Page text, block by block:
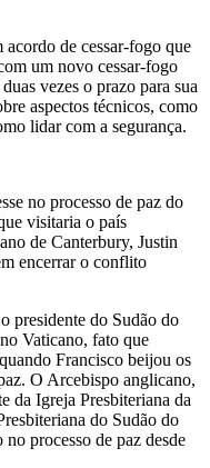
de cessar-fogo que
um novo cessar-fogo
vezes o prazo para sua
aspectos técnicos, como
lidar com a segurança.
no processo de paz do
visitaria o país
de Canterbury, Justin
encerrar o conflito
presidente do Sudão do
Vaticano, fato que
Francisco beijou os
O Arcebispo anglicano,
da Igreja Presbiteriana da
do Sudão do
processo de paz desde